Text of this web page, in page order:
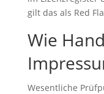
gilt das als Red
Wie
Wesentliche